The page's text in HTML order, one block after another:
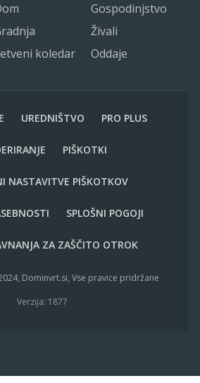
Gospodinjstvo
Živali
koledar Oddaje
UREDNIŠTVO PRO PLUS
PIŠKOTKI
NASTAVITVE PIŠKOTKOV
SPLOŠNI POGOJI
ZA ZAŠČITO OTROK
Dominvrt.si, Vse pravice pridržane
Verzija: 1877